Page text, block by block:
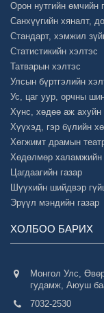
Орон нутгийн өмчийн
Санхүүгийн хяналт,
Стандарт, хэмжил
Статистикийн хэлтэс
Татварын хэлтэс
Улсын бүртгэлийн
Ус, цаг уур, орчны
Хүнс, хөдөө аж ахуйн
Хүүхэд, гэр бүлийн
Хөгжимт драмын
Хөдөлмөр халамжийн
Цагдаагийн газар
Шүүхийн шийдвэр
Эрүүл мэндийн газар
ХОЛБОО БАРИХ
Монгол Улс,
гудамж, Аюуш
7032-2530